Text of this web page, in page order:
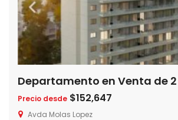
Precio desde $152,647
Avda Molas Lopez